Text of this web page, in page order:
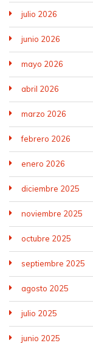
julio 2026
junio 2026
mayo 2026
abril 2026
marzo 2026
febrero 2026
enero 2026
diciembre 2025
noviembre 2025
octubre 2025
septiembre 2025
agosto 2025
julio 2025
junio 2025